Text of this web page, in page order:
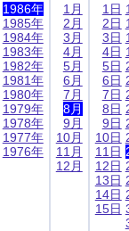
1986年
1985年
1984年
1983年
1982年
1981年
1980年
1979年
1978年
1977年
1976年
1月
2月
3月
4月
5月
6月
7月
8月
9月
10月
11月
12月
1日
2日
3日
4日
5日
6日
7日
8日
9日
10日
11日
12日
13日
14日
15日